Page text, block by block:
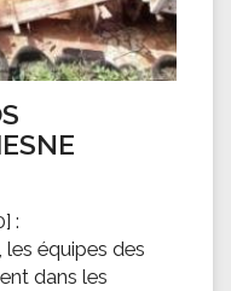
:
les équipes des
dans les